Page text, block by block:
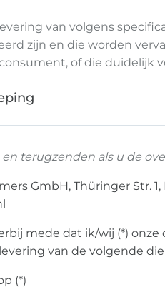
van volgens
zijn en die worden
of die duidelijk
terugzenden als u de
GmbH, Thüringer Str.
mede dat ik/wij (*)
van de volgende
(*)